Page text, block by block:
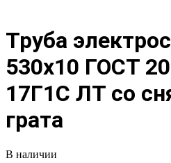
Труба
530х10 ГОСТ
17Г1С ЛТ со
грата
В наличии